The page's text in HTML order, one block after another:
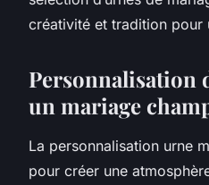
créativité et tradition pour
Personnalisation
un mariage
La personnalisation urne
pour créer une